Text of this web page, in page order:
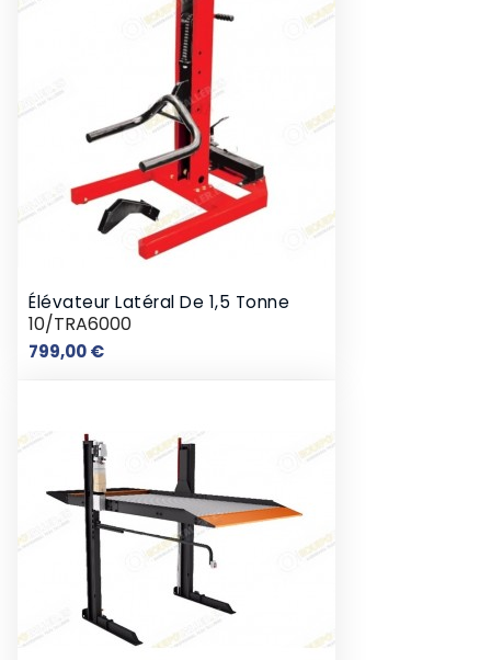
Élévateur Latéral De 1,5 Tonne
10/TRA6000
799,00 €Prix